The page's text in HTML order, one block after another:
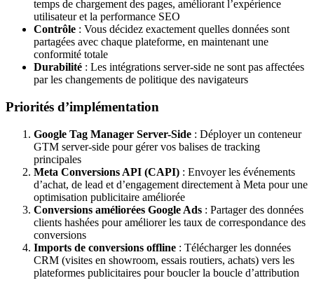
temps de chargement des pages, améliorant l’expérience
utilisateur et la performance SEO
Contrôle : Vous décidez exactement quelles données sont
partagées avec chaque plateforme, en maintenant une
conformité totale
Durabilité : Les intégrations server-side ne sont pas affectées
par les changements de politique des navigateurs
Priorités d’implémentation
Google Tag Manager Server-Side : Déployer un conteneur
GTM server-side pour gérer vos balises de tracking
principales
Meta Conversions API (CAPI) : Envoyer les événements
d’achat, de lead et d’engagement directement à Meta pour une
optimisation publicitaire améliorée
Conversions améliorées Google Ads : Partager des données
clients hashées pour améliorer les taux de correspondance des
conversions
Imports de conversions offline : Télécharger les données
CRM (visites en showroom, essais routiers, achats) vers les
plateformes publicitaires pour boucler la boucle d’attribution